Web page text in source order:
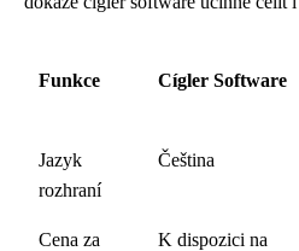
Funkce Cígler Software
Jazyk
rozhraní
Čeština
Cena za
K dispozici na